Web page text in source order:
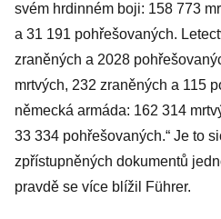
svém hrdinném boji: 158 773
a 31 191 pohřešovaných.
zraněných a 2028
mrtvých, 232 zraněných a 115
německá armáda: 162 314
33 334 pohřešovaných.“ Je to
zpřístupněných dokumentů
pravdě se více blížil Führer.